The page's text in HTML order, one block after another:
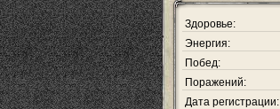
Здоровье:
Энергия:
Побед:
Поражений:
Дата регистрации: